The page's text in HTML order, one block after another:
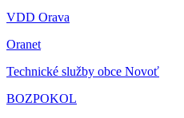
VDD Orava
Oranet
Technické služby obce Novoť
BOZPOKOL